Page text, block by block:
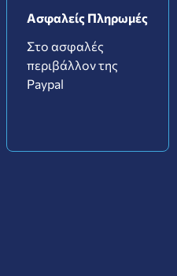
Ασφαλείς Πληρωμές
Στο ασφαλές
περιβάλλον της
Paypal